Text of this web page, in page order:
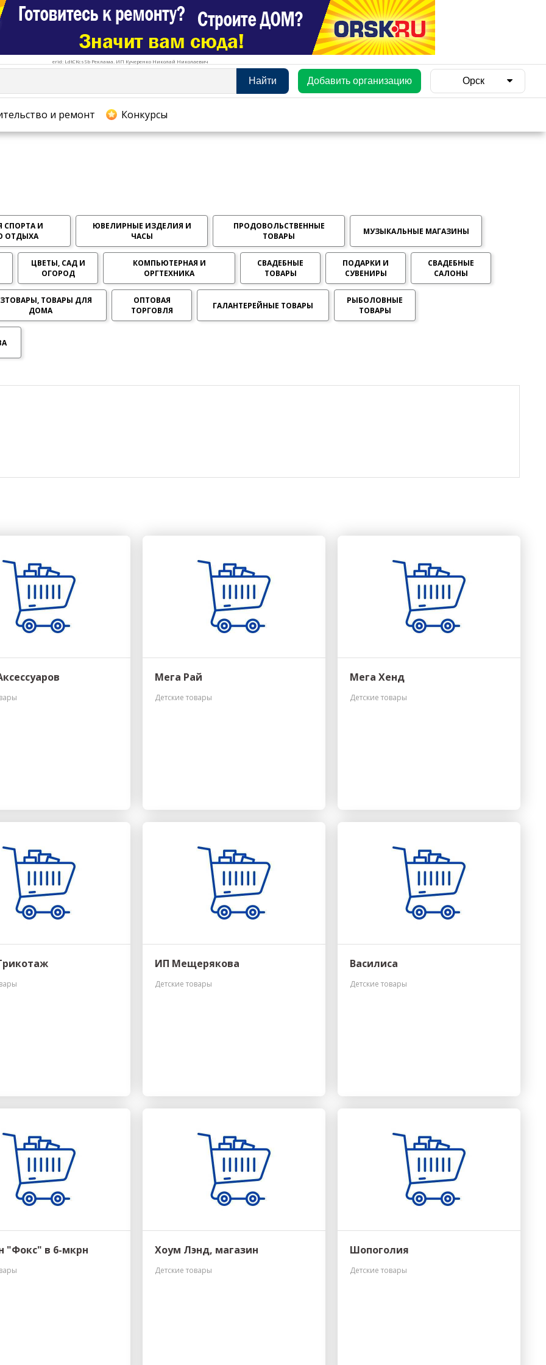
erid: LdtCKcsSb Реклама. ИП Кучеренко Николай Николаевич
Найти Добавить организацию Орск
и ремонт Конкурсы
до...
erid: LdtCKJjWj Реклама. ИП Кучеренко Николай
СПОРТА И
ОТДЫХА
ЮВЕЛИРНЫЕ ИЗДЕЛИЯ И
ЧАСЫ
ПРОДОВОЛЬСТВЕННЫЕ
ТОВАРЫ
МУЗЫКАЛЬНЫЕ МАГАЗИНЫ
ЦВЕТЫ, САД И
ОГОРОД
КОМПЬЮТЕРНАЯ И
ОРГТЕХНИКА
СВАДЕБНЫЕ
ТОВАРЫ
ПОДАРКИ И
СУВЕНИРЫ
СВАДЕБНЫЕ
САЛОНЫ
ТОВАРЫ ДЛЯ
ДОМА
ОПТОВАЯ
ТОРГОВЛЯ
ГАЛАНТЕРЕЙНЫЕ ТОВАРЫ
РЫБОЛОВНЫЕ
ТОВАРЫ
Мега Рай
Детские товары
Мега Хенд
Детские товары
ИП Мещерякова
Детские товары
Василиса
Детские товары
"Фокс" в 6-мкрн Хоум Лэнд, магазин
Детские товары
Шопоголия
Детские товары